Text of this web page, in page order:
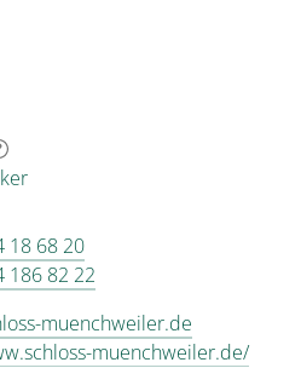
18 68 20
186 82 22
muenchweiler.de
muenchweiler.de/